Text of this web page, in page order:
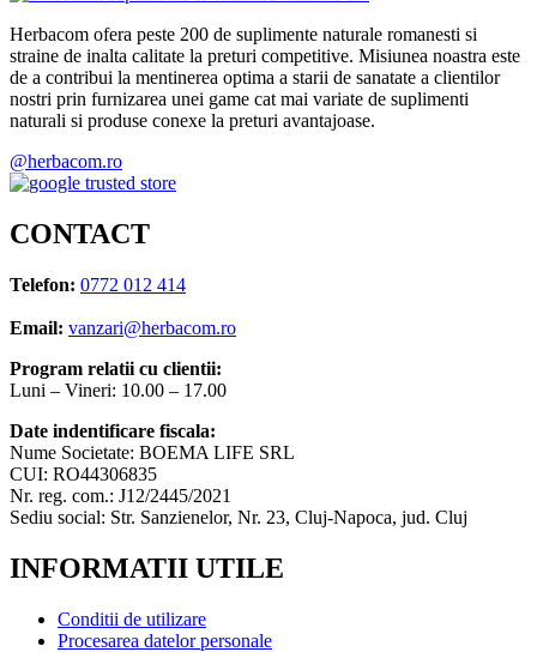
Herbacom ofera peste 200 de suplimente naturale romanesti si
straine de inalta calitate la preturi competitive. Misiunea noastra este
de a contribui la mentinerea optima a starii de sanatate a clientilor
nostri prin furnizarea unei game cat mai variate de suplimenti
naturali si produse conexe la preturi avantajoase.
@herbacom.ro
CONTACT
Telefon: 0772 012 414
Email: vanzari@herbacom.ro
Program relatii cu clientii:
Luni – Vineri: 10.00 – 17.00
Date indentificare fiscala:
Nume Societate: BOEMA LIFE SRL
CUI: RO44306835
Nr. reg. com.: J12/2445/2021
Sediu social: Str. Sanzienelor, Nr. 23, Cluj-Napoca, jud. Cluj
INFORMATII UTILE
Conditii de utilizare
Procesarea datelor personale